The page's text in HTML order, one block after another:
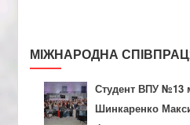
МІЖНАРОДНА
Студент ВПУ №13
Шинкаренко